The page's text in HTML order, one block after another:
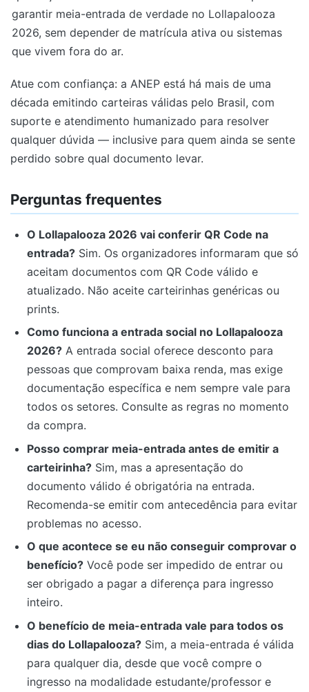
garantir meia-entrada de verdade no Lollapalooza
2026, sem depender de matrícula ativa ou sistemas
que vivem fora do ar.
Atue com confiança: a ANEP está há mais de uma
década emitindo carteiras válidas pelo Brasil, com
suporte e atendimento humanizado para resolver
qualquer dúvida — inclusive para quem ainda se sente
perdido sobre qual documento levar.
Perguntas frequentes
O Lollapalooza 2026 vai conferir QR Code na
entrada? Sim. Os organizadores informaram que só
aceitam documentos com QR Code válido e
atualizado. Não aceite carteirinhas genéricas ou
prints.
Como funciona a entrada social no Lollapalooza
2026? A entrada social oferece desconto para
pessoas que comprovam baixa renda, mas exige
documentação específica e nem sempre vale para
todos os setores. Consulte as regras no momento
da compra.
Posso comprar meia-entrada antes de emitir a
carteirinha? Sim, mas a apresentação do
documento válido é obrigatória na entrada.
Recomenda-se emitir com antecedência para evitar
problemas no acesso.
O que acontece se eu não conseguir comprovar o
benefício? Você pode ser impedido de entrar ou
ser obrigado a pagar a diferença para ingresso
inteiro.
O benefício de meia-entrada vale para todos os
dias do Lollapalooza? Sim, a meia-entrada é válida
para qualquer dia, desde que você compre o
ingresso na modalidade estudante/professor e